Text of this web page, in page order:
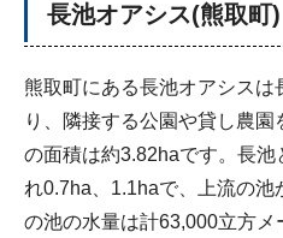
長池オアシス(熊取町)
熊取町にある長池オアシス
り、隣接する公園や貸し農
の面積は約3.82haです。長
れ0.7ha、1.1haで、上流の
の池の水量は計63,000立方